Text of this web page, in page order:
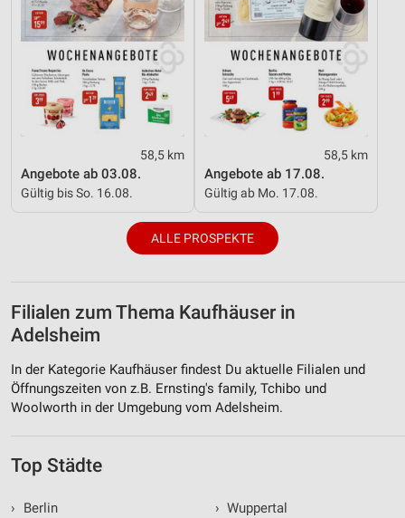
58,5 km
Angebote ab 03.08.
Gültig bis So. 16.08.
58,5 km
Angebote ab 17.08.
Gültig ab Mo. 17.08.
ALLE PROSPEKTE
Filialen zum Thema Kaufhäuser in
Adelsheim
In der Kategorie Kaufhäuser findest Du aktuelle Filialen und
Öffnungszeiten von z.B. Ernsting's family, Tchibo und
Woolworth in der Umgebung vom Adelsheim.
Top Städte
›
Berlin
› Wuppertal